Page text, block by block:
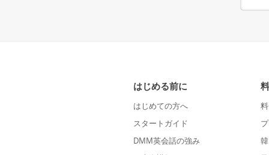
はじめる前に
はじめての方へ
スタートガイド
DMM英会話の強み